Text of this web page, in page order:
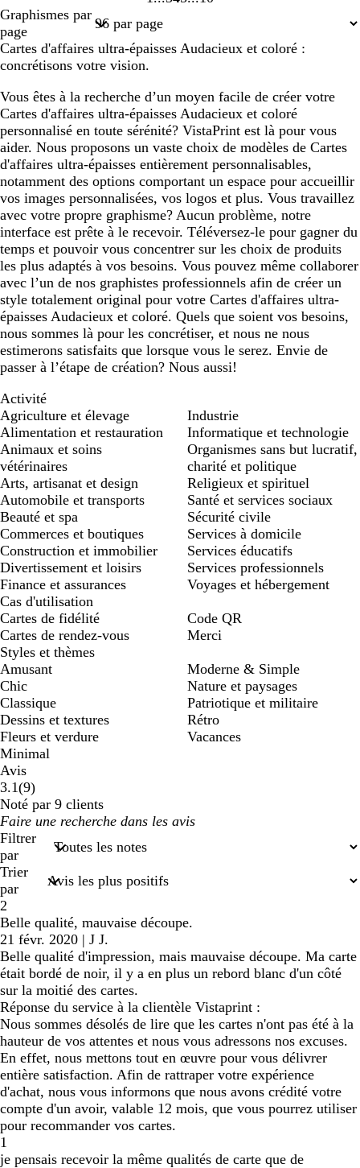
Page
1
Page
Page
PagePage
Graphismes par
page
Cartes d'affaires ultra-épaisses Audacieux et coloré :
concrétisons votre vision.
Vous êtes à la recherche d’un moyen facile de créer votre
Cartes d'affaires ultra-épaisses Audacieux et coloré
personnalisé en toute sérénité? VistaPrint est là pour vous
aider. Nous proposons un vaste choix de modèles de Cartes
d'affaires ultra-épaisses entièrement personnalisables,
notamment des options comportant un espace pour accueillir
vos images personnalisées, vos logos et plus. Vous travaillez
avec votre propre graphisme? Aucun problème, notre
interface est prête à le recevoir. Téléversez-le pour gagner du
temps et pouvoir vous concentrer sur les choix de produits
les plus adaptés à vos besoins. Vous pouvez même collaborer
avec l’un de nos graphistes professionnels afin de créer un
style totalement original pour votre Cartes d'affaires ultra-
épaisses Audacieux et coloré. Quels que soient vos besoins,
nous sommes là pour les concrétiser, et nous ne nous
estimerons satisfaits que lorsque vous le serez. Envie de
passer à l’étape de création? Nous aussi!
Activité
Agriculture et élevage
Alimentation et restauration
Animaux et soins
vétérinaires
Arts, artisanat et design
Automobile et transports
Beauté et spa
Commerces et boutiques
Construction et immobilier
Divertissement et loisirs
Finance et assurances
Industrie
Informatique et technologie
Organismes sans but lucratif,
charité et politique
Religieux et spirituel
Santé et services sociaux
Sécurité civile
Services à domicile
Services éducatifs
Services professionnels
Voyages et hébergement
Cas d'utilisation
Cartes de fidélité
Cartes de rendez-vous
Code QR
Merci
Styles et thèmes
Amusant
Chic
Classique
Dessins et textures
Fleurs et verdure
Minimal
Moderne & Simple
Nature et paysages
Patriotique et militaire
Rétro
Vacances
Avis
3.1(99
avis
)
Noté par 9 clients
Mes
saisies
de
recherche
Filtrer
par
Trier
par
2
Belle qualité, mauvaise découpe.
21 févr. 2020 | J J.
Belle qualité d'impression, mais mauvaise découpe. Ma carte
était bordé de noir, il y a en plus un rebord blanc d'un côté
sur la moitié des cartes.
Réponse du service à la clientèle Vistaprint :
Nous sommes désolés de lire que les cartes n'ont pas été à la
hauteur de vos attentes et nous vous adressons nos excuses.
En effet, nous mettons tout en œuvre pour vous délivrer
entière satisfaction. Afin de rattraper votre expérience
d'achat, nous vous informons que nous avons crédité votre
compte d'un avoir, valable 12 mois, que vous pourrez utiliser
pour recommander vos cartes.
1
je pensais recevoir la même qualités de carte que de